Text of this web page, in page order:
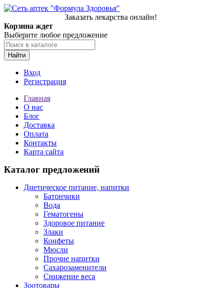
Заказать лекарства онлайн!
Корзина ждет
Выберите любое предложение
Найти
Вход
Регистрация
Главная
О нас
Блог
Доставка
Оплата
Контакты
Карта сайта
Каталог предложений
Диетическое питание, напитки
Батончики
Вода
Гематогены
Здоровое питание
Злаки
Конфеты
Мюсли
Прочие напитки
Сахарозаменители
Снижение веса
Зоотовары